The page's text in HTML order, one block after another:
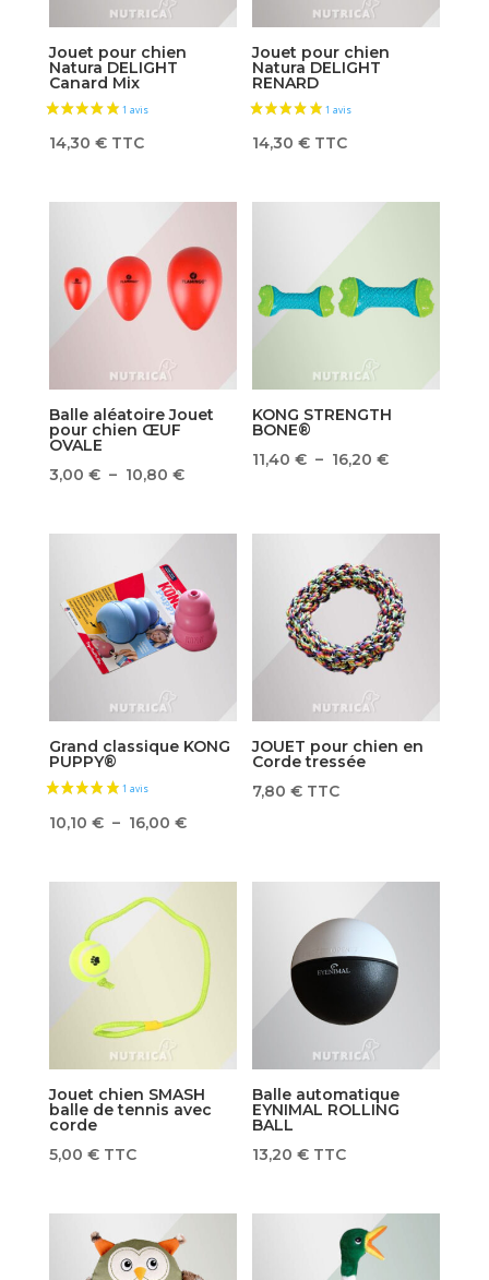
Jouet pour chien
Natura DELIGHT
Canard Mix
14,30 € TTC
Jouet pour chien
Natura DELIGHT
RENARD
14,30€ TTC
Balle aléatoire Jouet
pour chien ŒUF
OVALE
3,00 € – 10,80 €Plage
prix :
à
10,80 €
KONG STRENGTH
BONE®
11,40€ – 16,20€Plage
16,20 €
Grand classique KONG
PUPPY®
10,10 € – 16,00 €Plage
prix :
à
16,00 €
JOUET pour chien en
Corde tressée
7,80€ TTC
Jouet chien SMASH
balle de tennis avec
corde
5,00 € TTC
Balle automatique
EYNIMAL ROLLING
BALL
13,20€ TTC